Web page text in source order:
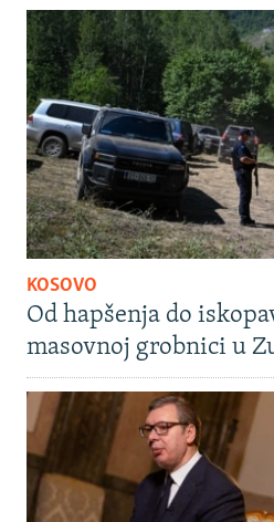
KOSOVO
Od hapšenja do
masovnoj grobnici u